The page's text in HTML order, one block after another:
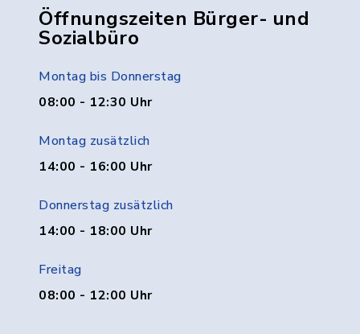
Öffnungszeiten Bürger- und
Sozialbüro
Montag bis Donnerstag
08:00 - 12:30 Uhr
Montag zusätzlich
14:00 - 16:00 Uhr
Donnerstag zusätzlich
14:00 - 18:00 Uhr
Freitag
08:00 - 12:00 Uhr